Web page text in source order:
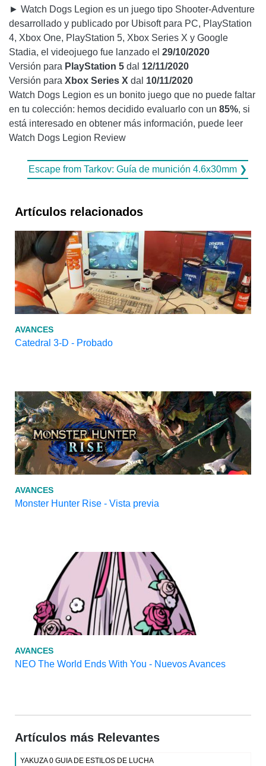
► Watch Dogs Legion es un juego tipo Shooter-Adventure
desarrollado y publicado por Ubisoft para PC, PlayStation
4, Xbox One, PlayStation 5, Xbox Series X y Google
Stadia, el videojuego fue lanzado el 29/10/2020
Versión para PlayStation 5 dal 12/11/2020
Versión para Xbox Series X dal 10/11/2020
Watch Dogs Legion es un bonito juego que no puede faltar
en tu colección: hemos decidido evaluarlo con un 85%, si
está interesado en obtener más información, puede leer
Watch Dogs Legion Review
Escape from Tarkov: Guía de munición 4.6x30mm ❯
Artículos relacionados
AVANCES
Catedral 3-D - Probado
AVANCES
Monster Hunter Rise - Vista previa
AVANCES
NEO The World Ends With You - Nuevos Avances
Artículos más Relevantes
YAKUZA 0 GUIA DE ESTILOS DE LUCHA